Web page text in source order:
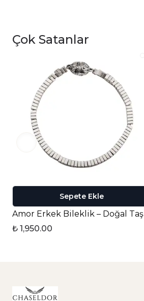
Çok Satanlar
Sepete Ekle
Amor Erkek Bileklik – Doğal Taş
₺ 1,950.00